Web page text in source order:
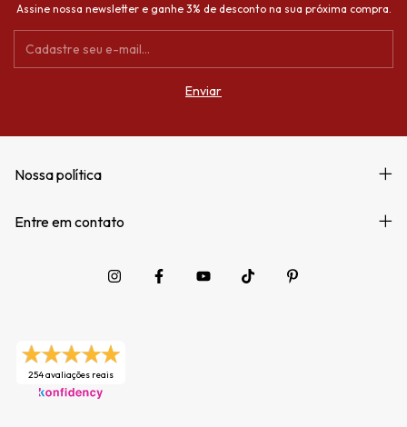
Assine nossa newsletter e ganhe 3% de desconto na sua próxima compra.
Nossa política
Entre em contato
254 avaliações reais